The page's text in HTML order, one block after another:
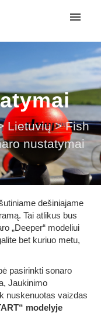
Lietuvių > Fish
nustatymai
dešiniajame
Tai atlikus bus
„Deeper“ modeliui
bet kuriuo metu,
pasirinkti sonaro
Jaukinimo
nuskenuotas vaizdas
modelyje